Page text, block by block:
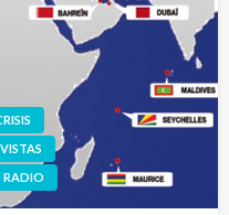
RADIO